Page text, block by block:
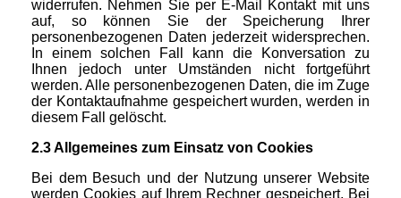
widerrufen. Nehmen Sie per E-Mail Kontakt mit uns
auf, so können Sie der Speicherung Ihrer
personenbezogenen Daten jederzeit widersprechen.
In einem solchen Fall kann die Konversation zu
Ihnen jedoch unter Umständen nicht fortgeführt
werden. Alle personenbezogenen Daten, die im Zuge
der Kontaktaufnahme gespeichert wurden, werden in
diesem Fall gelöscht.
2.3 Allgemeines zum Einsatz von Cookies
Bei dem Besuch und der Nutzung unserer Website
werden Cookies auf Ihrem Rechner gespeichert. Bei